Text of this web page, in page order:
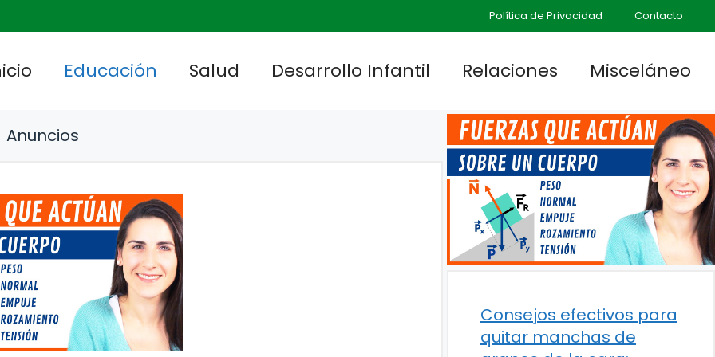
Política de Privacidad Contacto
Educación Salud Desarrollo Infantil Relaciones Misceláneo
Anuncios
Consejos efectivos para
quitar manchas de